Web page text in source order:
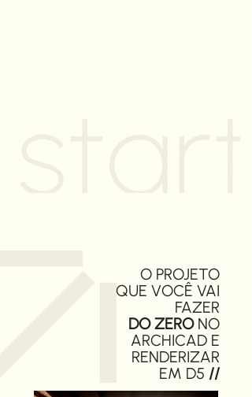
O PROJETO
QUE VOCÊ VAI
FAZER
DO ZERONO
ARCHICAD E
RENDERIZAR
EM D5 //